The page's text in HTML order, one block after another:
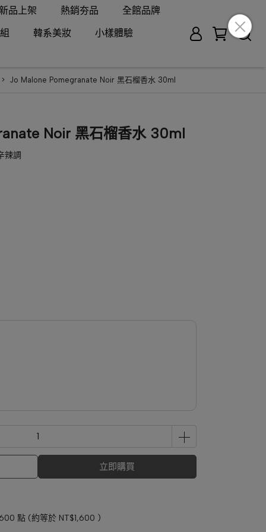
品上架 熱銷夯品
全館品牌
韓系美妝 小樣體驗
Jo Malone Pomegranate Noir 黑石榴香水 30ml
Noir 黑石榴香水 30ml
辣調
立即購買
點 (約等於 NT$1,600 )